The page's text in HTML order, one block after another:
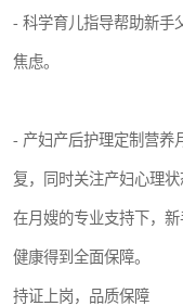
- 科学育儿指导帮助新手
焦虑。
- 产妇产后护理定制营养
复，同时关注产妇心理状
在月嫂的专业支持下，
健康得到全面保障。
持证上岗，品质保障